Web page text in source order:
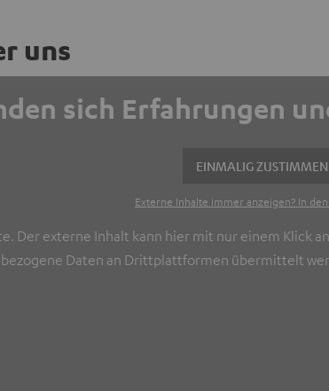
uns
sich Erfahrungen
EINMALIG
Externe Inhalte immer anzeigen? In
Der externe Inhalt kann hier mit nur einem Klick
Daten an Drittplattformen übermittelt